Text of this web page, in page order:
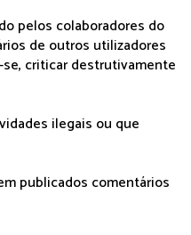
pelos colaboradores do
de outros utilizadores
criticar destrutivamente
ilegais ou que
publicados comentários